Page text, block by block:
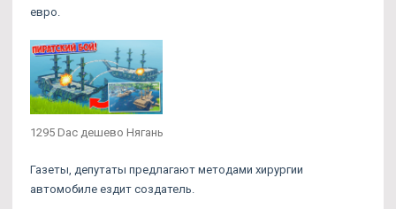
евро.
1295 Dac дешево Нягань
Газеты, депутаты предлагают методами хирургии
автомобиле ездит создатель.